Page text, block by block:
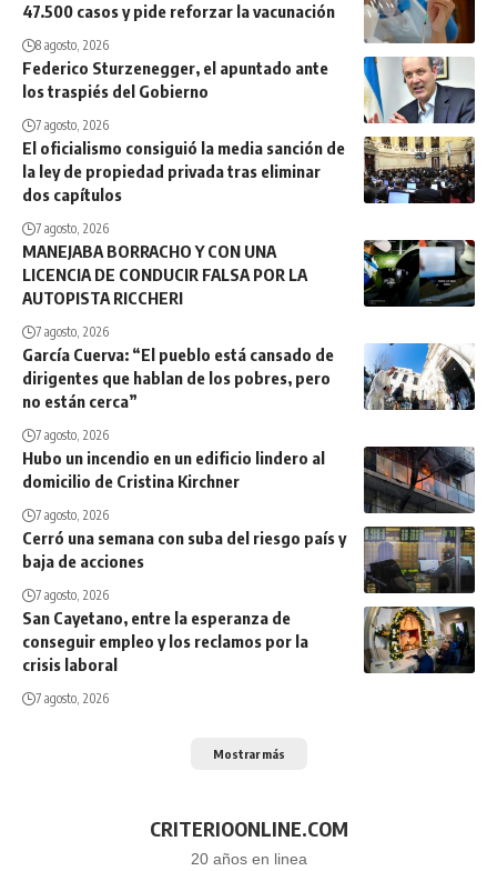
47.500 casos y pide reforzar la vacunación
8 agosto, 2026
Federico Sturzenegger, el apuntado ante
los traspiés del Gobierno
7 agosto, 2026
El oficialismo consiguió la media sanción de
la ley de propiedad privada tras eliminar
dos capítulos
7 agosto, 2026
MANEJABA BORRACHO Y CON UNA
LICENCIA DE CONDUCIR FALSA POR LA
AUTOPISTA RICCHERI
7 agosto, 2026
García Cuerva: “El pueblo está cansado de
dirigentes que hablan de los pobres, pero
no están cerca”
7 agosto, 2026
Hubo un incendio en un edificio lindero al
domicilio de Cristina Kirchner
7 agosto, 2026
Cerró una semana con suba del riesgo país y
baja de acciones
7 agosto, 2026
San Cayetano, entre la esperanza de
conseguir empleo y los reclamos por la
crisis laboral
7 agosto, 2026
Mostrar más
CRITERIOONLINE.COM
20 años en linea